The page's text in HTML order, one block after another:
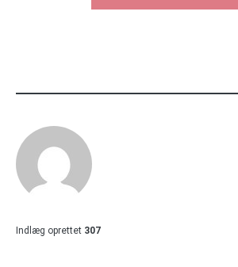
Indlæg oprettet 307